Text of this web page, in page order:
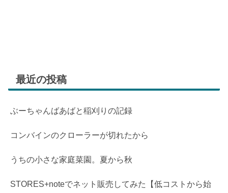
最近の投稿
ぶーちゃんばあばと稲刈りの記録
コンバインのクローラーが切れたから
うちの小さな家庭菜園。夏から秋
STORES+noteでネット販売してみた【低コストから始